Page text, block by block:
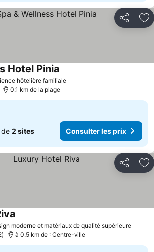
Partager
hôtelière familiale
Hotel Pinia
0.1 km de la plage
de 2 sites Consulter les prix
Partager
moderne et matériaux de qualité supérieure
à 0.5 km de : Centre-ville